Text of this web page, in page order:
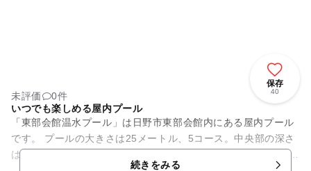
保存
40
未評価
0件
いつでも楽しめる屋内プール
「東部会館温水プール」は日野市東部会館内にある屋内プール
です。 プールの大きさは25メートル、5コース。中央部の深さ
は1.3メートルありますので、小さなお子さんはご注意くださ
続きをみる